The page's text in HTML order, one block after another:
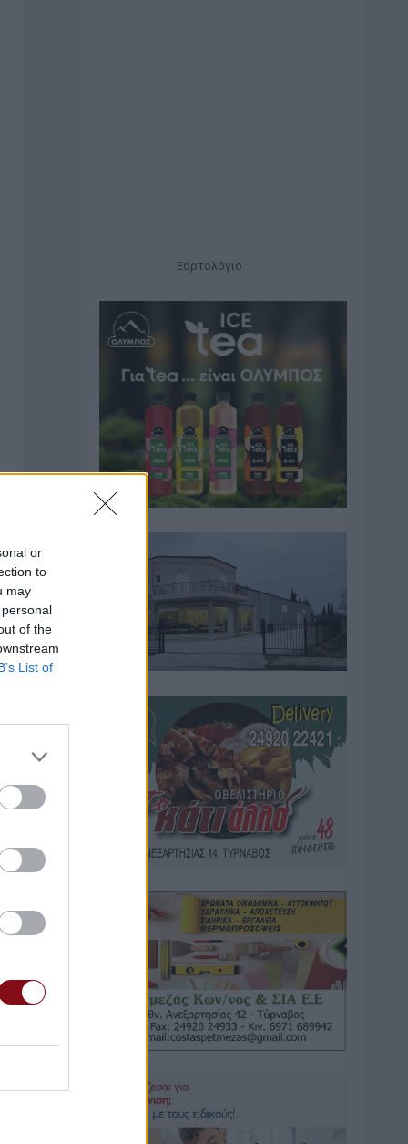
or
to
may
of the
List of
Εορτολόγιο